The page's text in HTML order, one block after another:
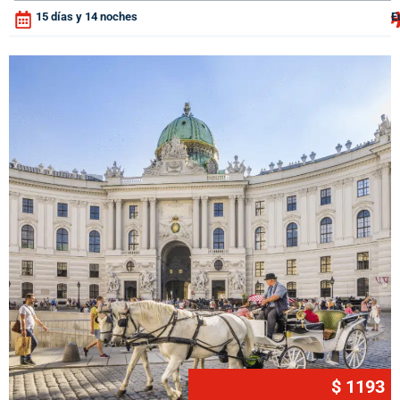
15 días y 14 noches
$ 1193